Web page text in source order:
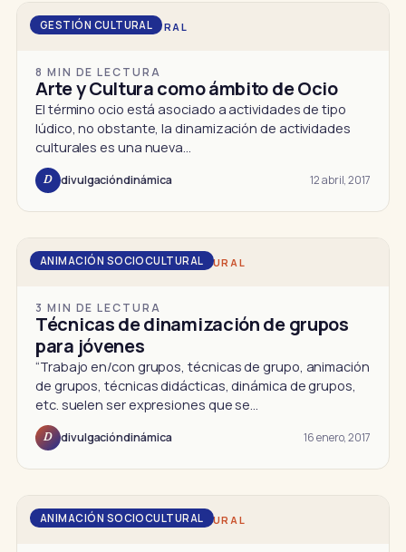
DD · GESTIÓN CULTURAL
GESTIÓN CULTURAL
8 MIN DE LECTURA
Arte y Cultura como ámbito de Ocio
El término ocio está asociado a actividades de tipo
lúdico, no obstante, la dinamización de actividades
culturales es una nueva…
D divulgacióndinámica 12 abril, 2017
DD · ANIMACIÓN SOCIOCULTURAL
ANIMACIÓN SOCIOCULTURAL
3 MIN DE LECTURA
Técnicas de dinamización de grupos
para jóvenes
“Trabajo en/con grupos, técnicas de grupo, animación
de grupos, técnicas didácticas, dinámica de grupos,
etc. suelen ser expresiones que se…
D divulgacióndinámica 16 enero, 2017
DD · ANIMACIÓN SOCIOCULTURAL
ANIMACIÓN SOCIOCULTURAL